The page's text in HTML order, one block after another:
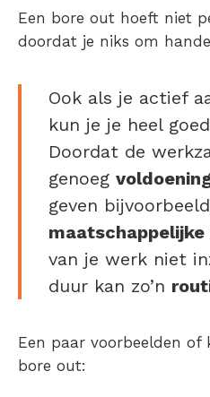
Een bore out hoeft niet
doordat je niks om
Ook als je actief
kun je je heel
Doordat de
genoeg
geven
maatschappelijke
van je werk niet
duur kan zo’n
Een paar voorbeelden of
bore out: